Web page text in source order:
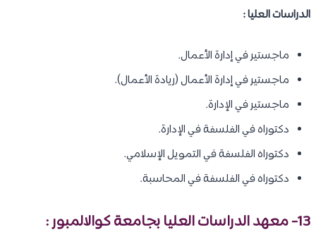
الدراسات العليا :
ماجستير في إدارة الأعمال.
ماجستير في إدارة الأعمال (ريادة الأعمال).
ماجستير في الإدارة.
دكتوراه في الفلسفة في الإدارة.
دكتوراه الفلسفة في التمويل الإسلامي.
دكتوراه في الفلسفة في المحاسبة.
13- معهد الدراسات العليا بجامعة كوالالمبور :